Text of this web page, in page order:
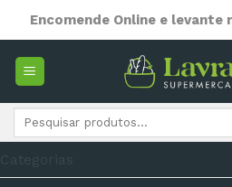
content
Encomende Online e levante
Pesquisar